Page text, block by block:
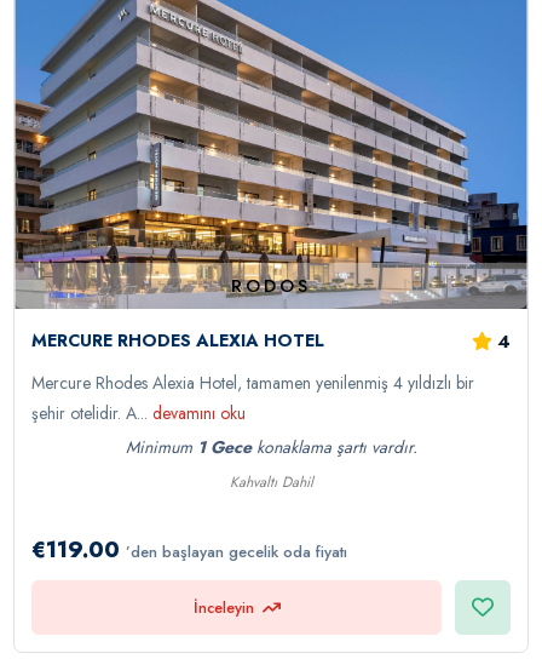
RODOS
MERCURE RHODES ALEXIA HOTEL 4
Mercure Rhodes Alexia Hotel, tamamen yenilenmiş 4 yıldızlı bir
şehir otelidir. A...devamını oku
Minimum 1 Gecekonaklama şartı vardır.
Kahvaltı Dahil
€119.00 ’den başlayan gecelik oda fiyatı
İnceleyin